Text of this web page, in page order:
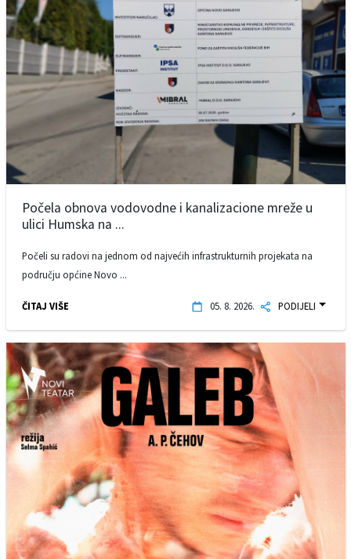
Počela obnova vodovodne i kanalizacione mreže u
ulici Humska na ...
Počeli su radovi na jednom od najvećih infrastrukturnih projekata na
području općine Novo ...
ČITAJ VIŠE 05. 8. 2026. PODIJELI